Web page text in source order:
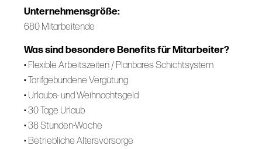
Unternehmensgröße:
680 Mitarbeitende
Was sind besondere Benefits für Mitarbeiter?
• Flexible Arbeitszeiten / Planbares Schichtsystem
• Tarifgebundene Vergütung
• Urlaubs- und Weihnachtsgeld
• 30 Tage Urlaub
• 38 Stunden-Woche
• Betriebliche Altersvorsorge